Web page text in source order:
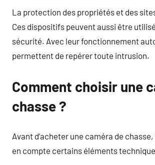
La protection des propriétés et des
Ces dispositifs peuvent aussi être
sécurité. Avec leur fonctionnement
permettent de repérer toute intrusion.
Comment choisir une
chasse ?
Avant d’acheter une caméra de
en compte certains éléments